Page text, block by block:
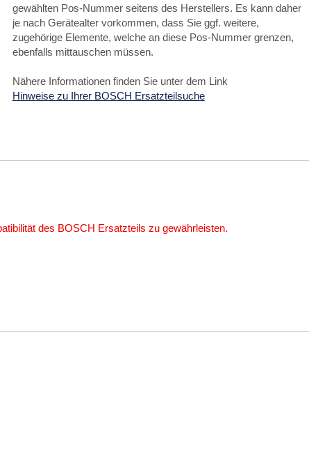
gewählten Pos-Nummer seitens des Herstellers. Es kann daher
je nach Gerätealter vorkommen, dass Sie ggf. weitere,
zugehörige Elemente, welche an diese Pos-Nummer grenzen,
ebenfalls mittauschen müssen.
Nähere Informationen finden Sie unter dem Link
Hinweise zu Ihrer BOSCH Ersatzteilsuche
des BOSCH Ersatzteils zu gewährleisten.